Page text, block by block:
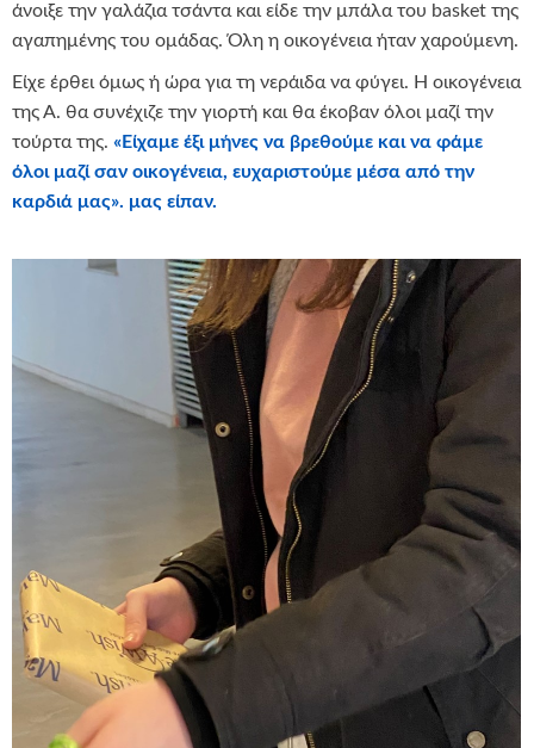
άνοιξε την γαλάζια τσάντα και είδε την μπάλα του basket της
αγαπημένης του ομάδας. Όλη η οικογένεια ήταν χαρούμενη.
Είχε έρθει όμως ή ώρα για τη νεράιδα να φύγει. Η οικογένεια
της Α. θα συνέχιζε την γιορτή και θα έκοβαν όλοι μαζί την
τούρτα της. «Είχαμε έξι μήνες να βρεθούμε και να φάμε
όλοι μαζί σαν οικογένεια, ευχαριστούμε μέσα από την
καρδιά μας». μας είπαν.